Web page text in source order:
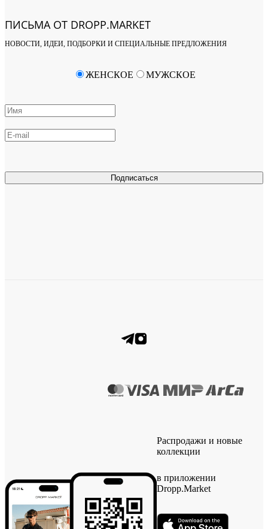
ПИСЬМА ОТ DROPP.MARKET
НОВОСТИ, ИДЕИ, ПОДБОРКИ И СПЕЦИАЛЬНЫЕ ПРЕДЛОЖЕНИЯ
Подписаться
ЖЕНСКОЕ МУЖСКОЕ
Распродажи и новые
коллекции
в приложении
Dropp.Market